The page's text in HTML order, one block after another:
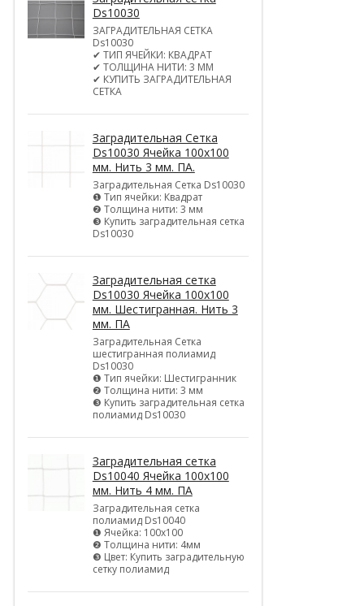
Ds10030
ЗАГРАДИТЕЛЬНАЯ СЕТКА
Ds10030
✔ ТИП ЯЧЕЙКИ: КВАДРАТ
✔ ТОЛЩИНА НИТИ: 3 ММ
✔ КУПИТЬ ЗАГРАДИТЕЛЬНАЯ
СЕТКА
Заградительная Сетка
Ds10030 Ячейка 100х100
мм. Нить 3 мм. ПА.
Заградительная Сетка Ds10030
❶ Тип ячейки: Квадрат
❷ Толщина нити: 3 мм
❸ Купить заградительная сетка
Ds10030
Заградительная сетка
Ds10030 Ячейка 100х100
мм. Шестигранная. Нить 3
мм. ПА
Заградительная Сетка
шестигранная полиамид
Ds10030
❶ Тип ячейки: Шестигранник
❷ Толщина нити: 3 мм
❸ Купить заградительная сетка
полиамид Ds10030
Заградительная сетка
Ds10040 Ячейка 100х100
мм. Нить 4 мм. ПА
Заградительная сетка
полиамид Ds10040
❶ Ячейка: 100х100
❷ Толщина нити: 4мм
❸ Цвет: Купить заградительную
сетку полиамид